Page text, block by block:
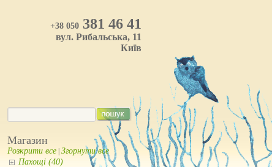
+38 050 381 46 41
вул. Рибальська, 11
Київ
Магазин
Розкрити все Згорнути все
Пахощі (40)